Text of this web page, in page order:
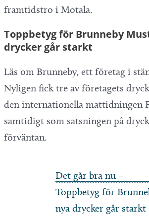
framtidstro i Motala.
Toppbetyg för Brunneby
drycker går starkt
Läs om Brunneby, ett företag i
Nyligen fick tre av företagets
den internationella mattidningen
samtidigt som satsningen på
förväntan.
Det går bra nu –
Toppbetyg för
nya drycker går starkt